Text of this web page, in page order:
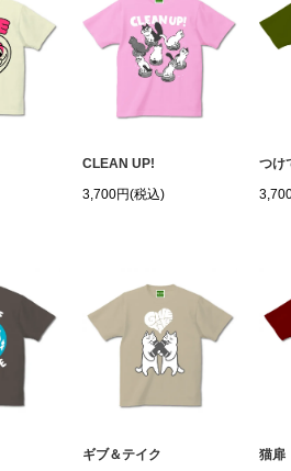
CLEAN UP!
3,700円(税込)
つけ
ギブ＆テイク
猫扉